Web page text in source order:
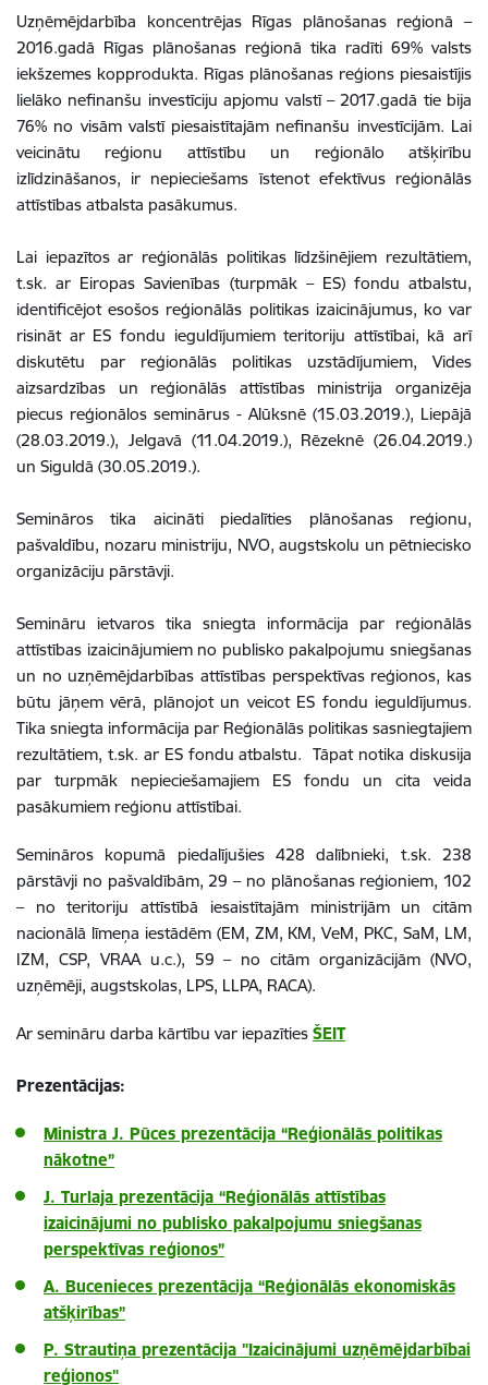
Uzņēmējdarbība koncentrējas Rīgas plānošanas reģionā –
2016.gadā Rīgas plānošanas reģionā tika radīti 69% valsts
iekšzemes kopprodukta. Rīgas plānošanas reģions piesaistījis
lielāko nefinanšu investīciju apjomu valstī – 2017.gadā tie bija
76% no visām valstī piesaistītajām nefinanšu investīcijām. Lai
veicinātu reģionu attīstību un reģionālo atšķirību
izlīdzināšanos, ir nepieciešams īstenot efektīvus reģionālās
attīstības atbalsta pasākumus.
Lai iepazītos ar reģionālās politikas līdzšinējiem rezultātiem,
t.sk. ar Eiropas Savienības (turpmāk – ES) fondu atbalstu,
identificējot esošos reģionālās politikas izaicinājumus, ko var
risināt ar ES fondu ieguldījumiem teritoriju attīstībai, kā arī
diskutētu par reģionālās politikas uzstādījumiem, Vides
aizsardzības un reģionālās attīstības ministrija organizēja
piecus reģionālos seminārus - Alūksnē (15.03.2019.), Liepājā
(28.03.2019.), Jelgavā (11.04.2019.), Rēzeknē (26.04.2019.)
un Siguldā (30.05.2019.).
Semināros tika aicināti piedalīties plānošanas reģionu,
pašvaldību, nozaru ministriju, NVO, augstskolu un pētniecisko
organizāciju pārstāvji.
Semināru ietvaros tika sniegta informācija par reģionālās
attīstības izaicinājumiem no publisko pakalpojumu sniegšanas
un no uzņēmējdarbības attīstības perspektīvas reģionos, kas
būtu jāņem vērā, plānojot un veicot ES fondu ieguldījumus.
Tika sniegta informācija par Reģionālās politikas sasniegtajiem
rezultātiem, t.sk. ar ES fondu atbalstu. Tāpat notika diskusija
par turpmāk nepieciešamajiem ES fondu un cita veida
pasākumiem reģionu attīstībai.
Semināros kopumā piedalījušies 428 dalībnieki, t.sk. 238
pārstāvji no pašvaldībām, 29 – no plānošanas reģioniem, 102
– no teritoriju attīstībā iesaistītajām ministrijām un citām
nacionālā līmeņa iestādēm (EM, ZM, KM, VeM, PKC, SaM, LM,
IZM, CSP, VRAA u.c.), 59 – no citām organizācijām (NVO,
uzņēmēji, augstskolas, LPS, LLPA, RACA).
Ar semināru darba kārtību var iepazīties ŠEIT
Prezentācijas:
Ministra J. Pūces prezentācija “Reģionālās politikas
nākotne”
J. Turlaja prezentācija “Reģionālās attīstības
izaicinājumi no publisko pakalpojumu sniegšanas
perspektīvas reģionos”
A. Bucenieces prezentācija “Reģionālās ekonomiskās
atšķirības”
P. Strautiņa prezentācija "Izaicinājumi uzņēmējdarbībai
reģionos"